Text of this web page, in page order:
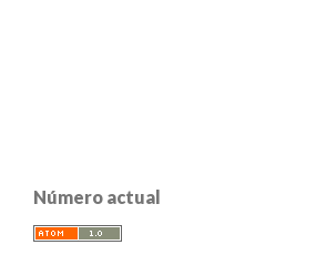
Número actual